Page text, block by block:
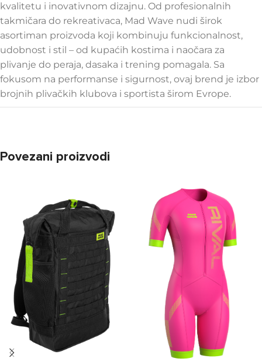
kvalitetu i inovativnom dizajnu. Od profesionalnih
takmičara do rekreativaca, Mad Wave nudi širok
asortiman proizvoda koji kombinuju funkcionalnost,
udobnost i stil – od kupaćih kostima i naočara za
plivanje do peraja, dasaka i trening pomagala. Sa
fokusom na performanse i sigurnost, ovaj brend je izbor
brojnih plivačkih klubova i sportista širom Evrope.
Povezani proizvodi